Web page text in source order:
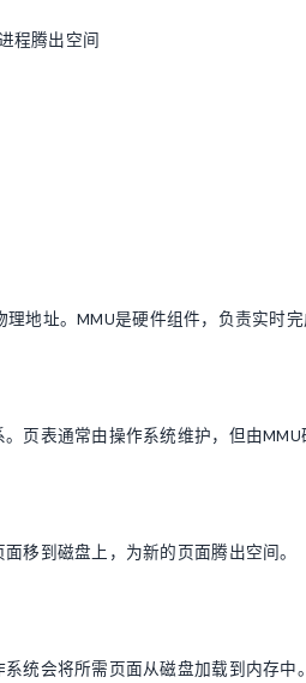
程腾出空间
地址。MMU是硬件组件，负责实时完
页表通常由操作系统维护，但由MMU
移到磁盘上，为新的页面腾出空间。
系统会将所需页面从磁盘加载到内存中。